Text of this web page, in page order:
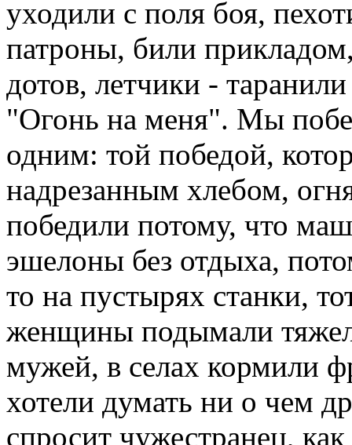
уходили с поля боя,
патроны, били
дотов, летчики -
"Огонь на меня". Мы
одним: той победой,
надрезанным хлебом,
победили потому, что
эшелоны без отдыха,
то на пустырях станки,
женщины подымали
мужей, в селах кормили
хотели думать ни о чем
спросит чужестранец,